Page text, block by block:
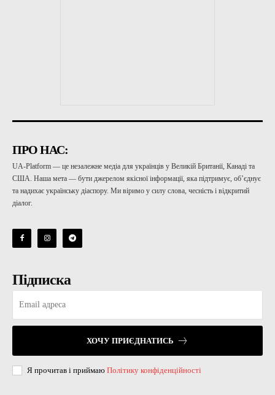
ПРО НАС:
UA-Platform — це незалежне медіа для українців у Великій Британії, Канаді та
США. Наша мета — бути джерелом якісної інформації, яка підтримує, об’єднує
та надихає українську діаспору. Ми віримо у силу слова, чесність і відкритий
діалог.
Підписка
ХОЧУ ПРИЄДНАТИСЬ
Я прочитав і приймаю Політику конфіденційності